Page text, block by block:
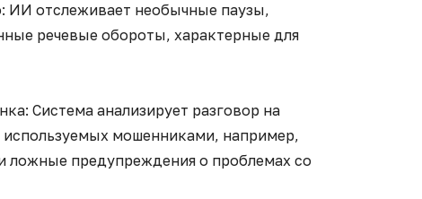
ИИ отслеживает необычные паузы,
речевые обороты, характерные для
Система анализирует разговор на
мошенниками, например,
ложные предупреждения о проблемах со